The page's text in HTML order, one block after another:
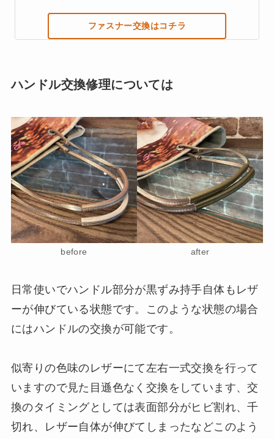
ファスナー交換はコチラ
ハンドル交換修理については
before after
日常使いでハンドル部分が黒ずみ持手自体もレザ
ーが伸びている状態です。このような状態の場合
にはハンドルの交換が可能です。
似寄りの色味のレザーにて左右一式交換を行って
いますので見た目遜色なく交換をしています、交
換のタイミングとしては表面部分がヒビ割れ、千
切れ、レザー自体が伸びてしまったなどこのよう